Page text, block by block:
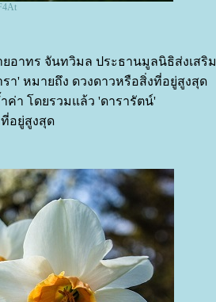
อาทร จันทวิมล ประธานมูลนิธิส่งเสริม
า' หมายถึง ดวงดาวหรือสิ่งที่อยู่สูงสุด
า โดยรวมแล้ว 'ดารารัตน์'
อยู่สูงสุด